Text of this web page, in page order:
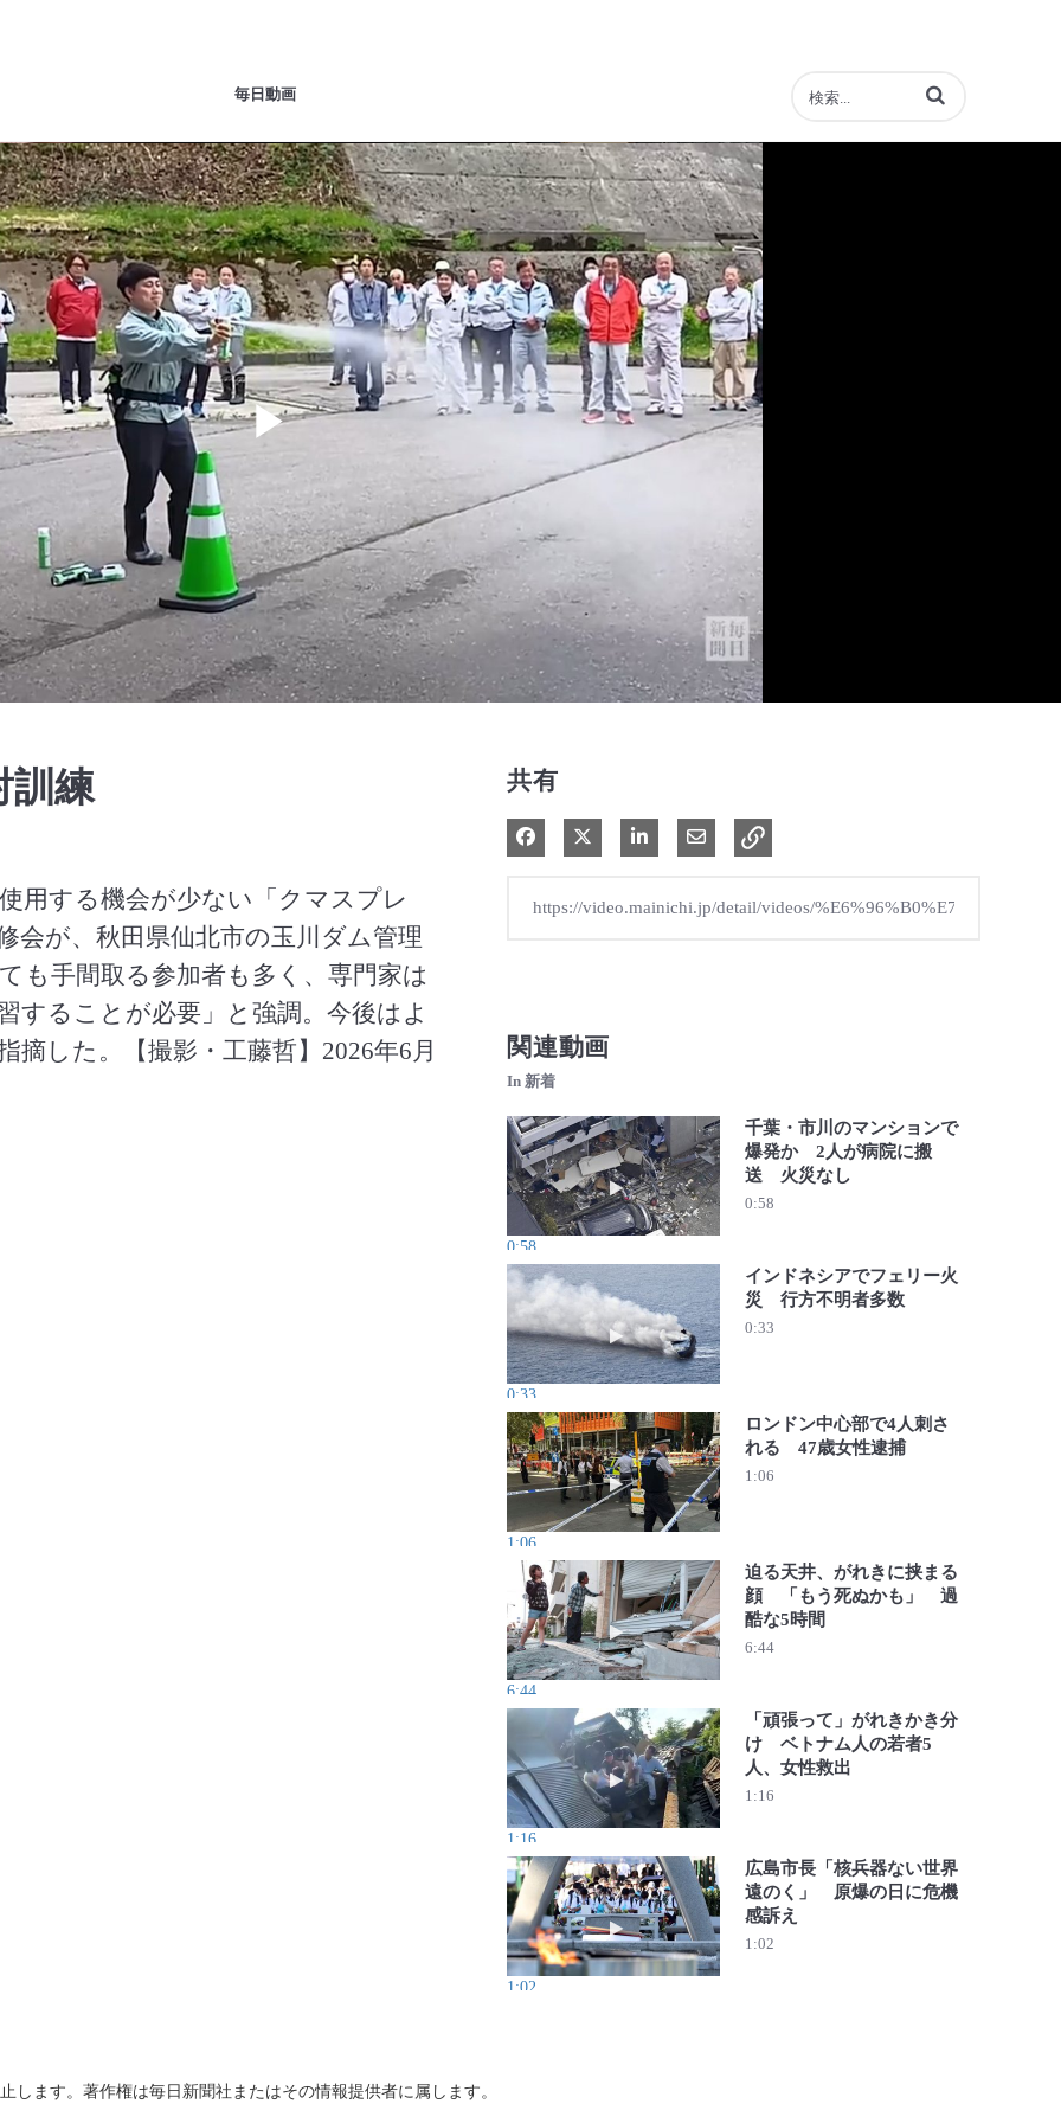
毎日動画 動画の検索語句を入力
Play
Video
訓練
用する機会が少ない「クマスプレ
会が、秋田県仙北市の玉川ダム管理
も手間取る参加者も多く、専門家は
することが必要」と強調。今後はよ
した。【撮影・工藤哲】2026年6月
共有
Facebook で共有
Xで共有する
LinkedIn で共有電子メールで共有
関連動画
In 新着
動画を再生 千葉・市川のマンションで爆発か 2人が病院
0:58
千葉・市川のマンションで
爆発か 2人が病院に搬
送 火災なし
0:58
動画を再生 インドネシアでフェリー火災 行方不明者多数
0:33
インドネシアでフェリー火
災 行方不明者多数
0:33
動画を再生 ロンドン中心部で4人刺される 47歳女性逮捕
1:06
ロンドン中心部で4人刺さ
れる 47歳女性逮捕
1:06
動画を再生 迫る天井、がれきに挟まる顔 「もう死ぬか
6:44
迫る天井、がれきに挟まる
顔 「もう死ぬかも」 過
酷な5時間
6:44
動画を再生 「頑張って」がれきかき分け ベトナム人の若
1:16
「頑張って」がれきかき分
け ベトナム人の若者5
人、女性救出
1:16
動画を再生 広島市長「核兵器ない世界遠のく」 原爆の日
1:02
広島市長「核兵器ない世界
遠のく」 原爆の日に危機
感訴え
1:02
ます。著作権は毎日新聞社またはその情報提供者に属します。